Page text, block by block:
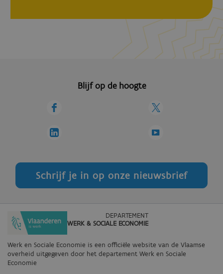
Blijf op de hoogte
Schrijf je in op onze nieuwsbrief
Werk en Sociale Economie is een officiële website van de Vlaamse
overheid uitgegeven door het departement Werk en Sociale
Economie
DEPARTEMENT
WERK & SOCIALE ECONOMIE